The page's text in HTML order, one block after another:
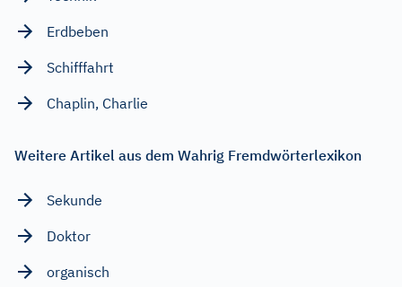
Erdbeben
Schifffahrt
Chaplin, Charlie
Weitere Artikel aus dem Wahrig Fremdwörterlexikon
Sekunde
Doktor
organisch